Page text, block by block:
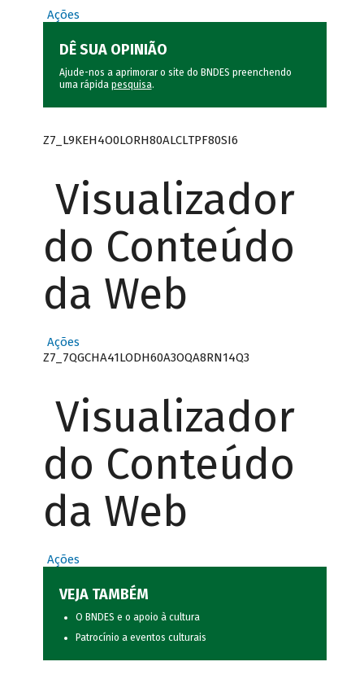
Ações
DÊ SUA OPINIÃO
Ajude-nos a aprimorar o site do BNDES preenchendo
uma rápida pesquisa.
Z7_L9KEH4O0LORH80ALCLTPF80SI6
Visualizador
do Conteúdo
da Web
Ações
Z7_7QGCHA41LODH60A3OQA8RN14Q3
Visualizador
do Conteúdo
da Web
Ações
VEJA TAMBÉM
O BNDES e o apoio à cultura
Patrocínio a eventos culturais